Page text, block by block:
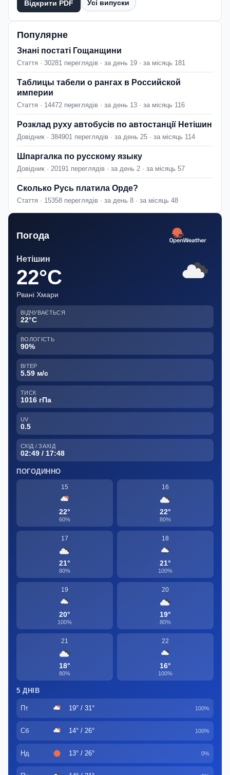
Відкрити PDF Усі випуски
Популярне
Знані постаті Гощанщини
Стаття · 30281 переглядів · за день 19 · за місяць 181
Таблицы табели о рангах в Российской
империи
Стаття · 14472 переглядів · за день 13 · за місяць 116
Розклад руху автобусів по автостанції Нетішин
Довідник · 384901 переглядів · за день 25 · за місяць 114
Шпаргалка по русскому языку
Довідник · 20191 переглядів · за день 2 · за місяць 57
Сколько Русь платила Орде?
Стаття · 15358 переглядів · за день 8 · за місяць 48
Погода
Нетішин
22°C
Рвані Хмари
ВІДЧУВАЄТЬСЯ
22°C
ВОЛОГІСТЬ
90%
ВІТЕР
5.59 м/с
ТИСК
1016 гПа
UV
0.5
СХІД / ЗАХІД
02:49 / 17:48
ПОГОДИННО
15
22°
60%
16
22°
80%
17
21°
80%
18
21°
100%
19
20°
100%
20
19°
80%
21
18°
80%
22
16°
100%
5 ДНІВ
Пт 19° / 31° 100%
Сб 14° / 26° 100%
Нд 13° / 26° 0%